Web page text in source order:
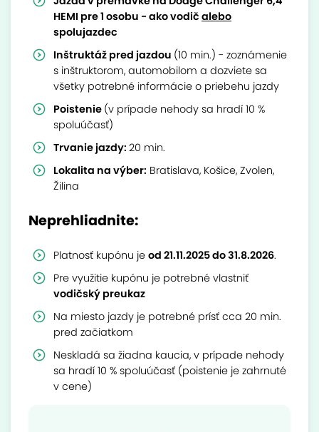
HEMI pre 1 osobu - ako vodič alebo
spolujazdec
Inštruktáž pred jazdou (10 min.) - zoznámenie
s inštruktorom, automobilom a dozviete sa
všetky potrebné informácie o priebehu jazdy
Poistenie (v prípade nehody sa hradí 10 %
spoluúčasť)
Trvanie jazdy: 20 min.
Lokalita na výber: Bratislava, Košice, Zvolen,
Žilina
Neprehliadnite:
Platnosť kupónu je od 21.11.2025 do 31.8.2026.
Pre využitie kupónu je potrebné vlastniť
vodičský preukaz
Na miesto jazdy je potrebné prísť cca 20 min.
pred začiatkom
Neskladá sa žiadna kaucia, v prípade nehody
sa hradí 10 % spoluúčasť (poistenie je zahrnuté
v cene)